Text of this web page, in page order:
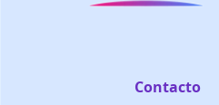
Contacto